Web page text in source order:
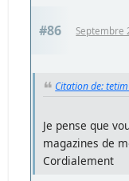
#86 Septembre
Citation de:
Je pense que
magazines de
Cordialement